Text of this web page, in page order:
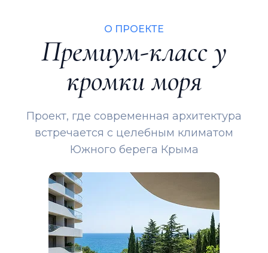
О ПРОЕКТЕ
Премиум-класс у
кромки моря
Проект, где современная архитектура
встречается с целебным климатом
Южного берега Крыма